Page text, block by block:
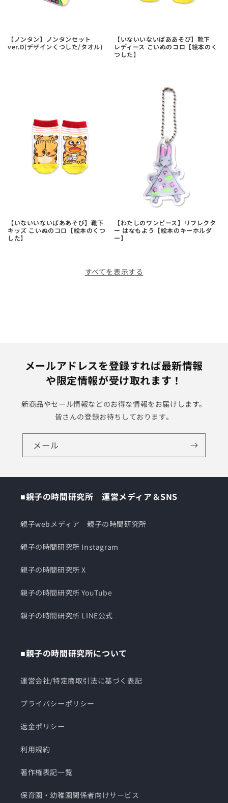
【ノンタン】ノンタンセット
ver.D(デザインくつした/タオル)
【いないいないばああそび】靴下
レディース こいぬのコロ【絵本のく
つした】
【いないいないばああそび】靴下
キッズ こいぬのコロ【絵本のくつ
した】
【わたしのワンピース】リフレクタ
ー はなもよう【絵本のキーホルダ
ー】
すべてを表示する
メールアドレスを登録すれば最新情報
や限定情報が受け取れます！
新商品やセール情報などのお得な情報をお届けします。
皆さんの登録お待ちしております。
メール
■親子の時間研究所 運営メディア＆SNS
親子webメディア 親子の時間研究所
親子の時間研究所 Instagram
親子の時間研究所 X
親子の時間研究所 YouTube
親子の時間研究所 LINE公式
■親子の時間研究所について
運営会社/特定商取引法に基づく表記
プライバシーポリシー
返金ポリシー
利用規約
著作権表記一覧
保育園・幼稚園関係者向けサービス